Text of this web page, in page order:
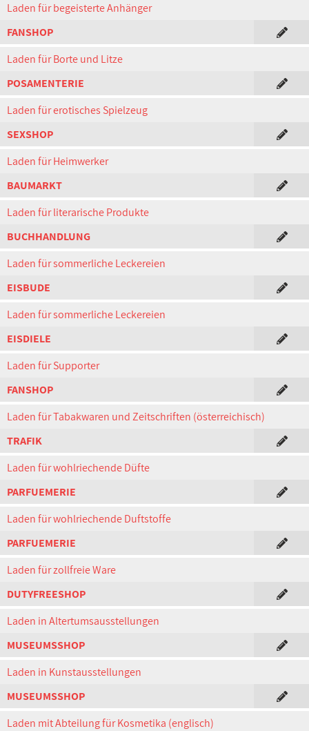
Laden für begeisterte Anhänger
FANSHOP
Laden für Borte und Litze
POSAMENTERIE
Laden für erotisches Spielzeug
SEXSHOP
Laden für Heimwerker
BAUMARKT
Laden für literarische Produkte
BUCHHANDLUNG
Laden für sommerliche Leckereien
EISBUDE
Laden für sommerliche Leckereien
EISDIELE
Laden für Supporter
FANSHOP
Laden für Tabakwaren und Zeitschriften (österreichisch)
TRAFIK
Laden für wohlriechende Düfte
PARFUEMERIE
Laden für wohlriechende Duftstoffe
PARFUEMERIE
Laden für zollfreie Ware
DUTYFREESHOP
Laden in Altertumsausstellungen
MUSEUMSSHOP
Laden in Kunstausstellungen
MUSEUMSSHOP
Laden mit Abteilung für Kosmetika (englisch)